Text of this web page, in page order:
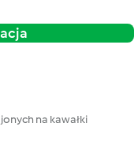
na kawałki